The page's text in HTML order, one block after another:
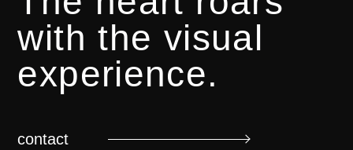
with the visual
experience.
contact